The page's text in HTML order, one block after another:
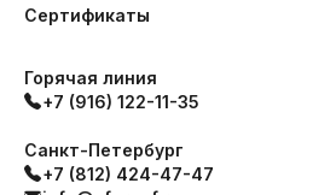
Сертификаты
Горячая линия
+7 (916) 122-11-35
Санкт-Петербург
+7 (812) 424-47-47